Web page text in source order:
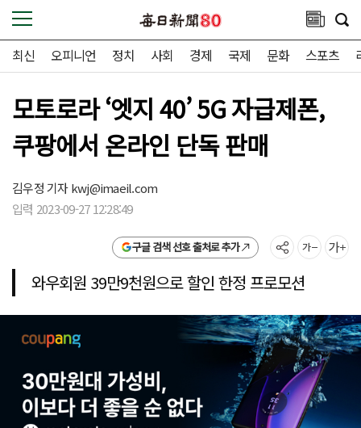
최신 오피니언 정치 사회 경제 국제 문화 스포츠
모토로라 ‘엣지 40’ 5G 자급제폰,
쿠팡에서 온라인 단독 판매
김우정 기자kwj@imaeil.com
입력 2023-09-27 12:28:49
구글 검색 선호 출처로 추가
와우회원 39만9천원으로 할인 한정 프로모션